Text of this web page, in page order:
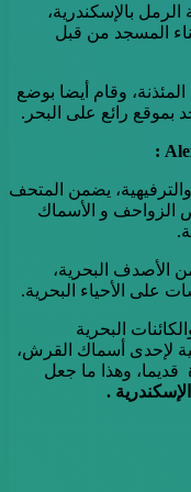
بالإسكندرية،
المسجد من قبل
وقام أيضا بوضع
بموقع رائع على البحر.
:
يضمن المتحف
و الأسماك
الأصدف البحرية،
على الأحياء البحرية.
البحرية
لإحدى أسماك القرش،
وهذا ما جعل
.